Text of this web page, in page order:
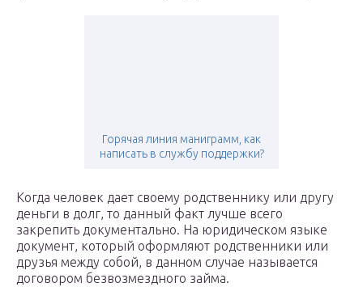
Горячая линия маниграмм, как
написать в службу поддержки?
Когда человек дает своему родственнику или другу
деньги в долг, то данный факт лучше всего
закрепить документально. На юридическом языке
документ, который оформляют родственники или
друзья между собой, в данном случае называется
договором безвозмездного займа.